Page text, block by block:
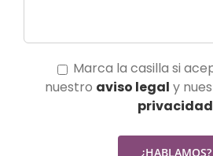
Marca la casilla si
nuestro aviso legal y
privacidad